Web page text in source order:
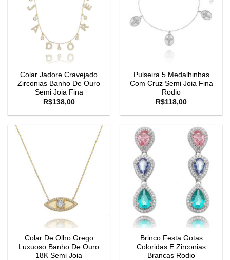
Colar Jadore Cravejado
Zirconias Banho De Ouro
Semi Joia Fina
R$138,00
Pulseira 5 Medalhinhas
Com Cruz Semi Joia Fina
Rodio
R$118,00
Colar De Olho Grego
Luxuoso Banho De Ouro
18K Semi Joia
Brinco Festa Gotas
Coloridas E Zirconias
Brancas Rodio